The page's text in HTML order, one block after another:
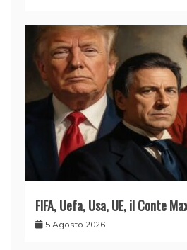
FIFA, Uefa, Usa, UE, il Conte
5 Agosto 2026